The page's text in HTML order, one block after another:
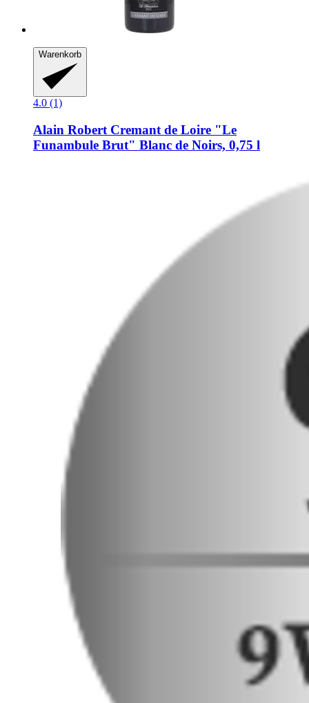
Warenkorb
4.0 (1)
Alain Robert Cremant de Loire "Le
Funambule Brut" Blanc de Noirs, 0,75 l